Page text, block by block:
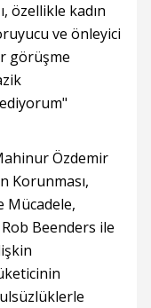
özellikle kadın
ve önleyici
görüşme
Özdemir
Korunması,
Mücadele,
Beenders ile